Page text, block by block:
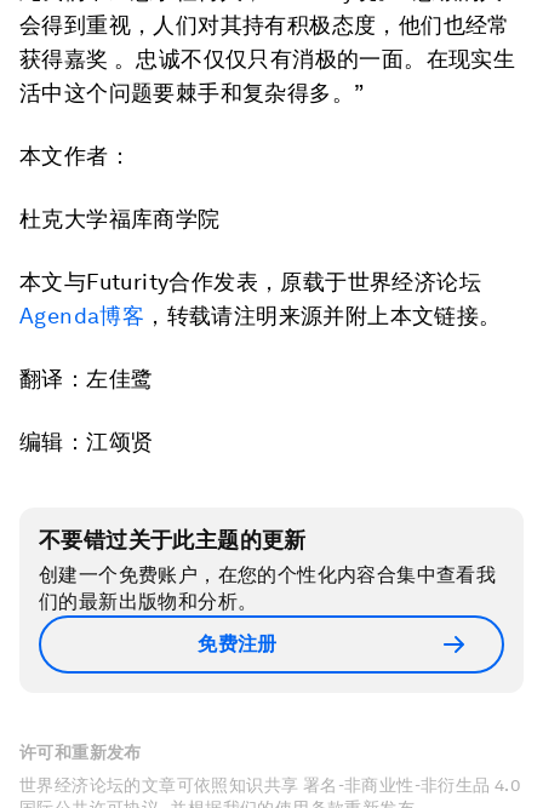
会得到重视，人们对其持有积极态度，他们也经常
获得嘉奖 。忠诚不仅仅只有消极的一面。在现实生
活中这个问题要棘手和复杂得多。”
本文作者：
杜克大学福库商学院
本文与Futurity合作发表，原载于世界经济论坛
Agenda博客 ，转载请注明来源并附上本文链接。
翻译：左佳鹭
编辑：江颂贤
不要错过关于此主题的更新
创建一个免费账户，在您的个性化内容合集中查看我
们的最新出版物和分析。
免费注册
许可和重新发布
世界经济论坛的文章可依照知识共享 署名-非商业性-非衍生品 4.0